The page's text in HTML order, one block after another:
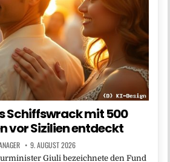
Schiffswrack mit 500
vor Sizilien entdeckt
9. AUGUST 2026
Giuli bezeichnete den Fund